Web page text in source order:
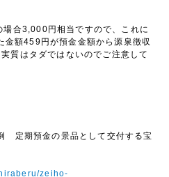
合3,000円相当ですので、これに
金額459円が預金金額から源泉徴収
質はタダではないのでご注意して
定期預金の景品として交付する宝
zeiho-